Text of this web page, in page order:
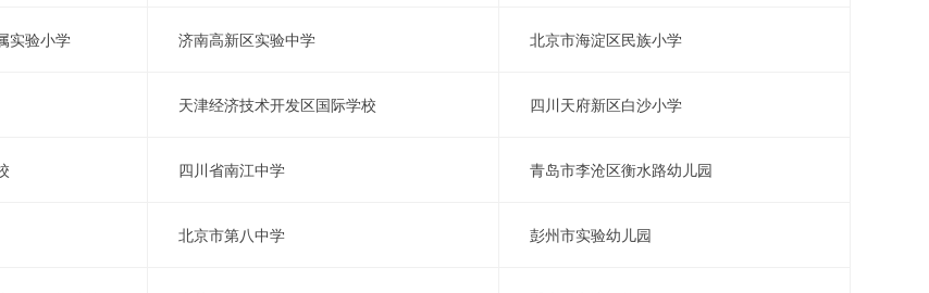
实验小学 济南高新区实验中学 北京市海淀区民族小学
天津经济技术开发区国际学校 四川天府新区白沙小学
四川省南江中学 青岛市李沧区衡水路幼儿园
北京市第八中学 彭州市实验幼儿园